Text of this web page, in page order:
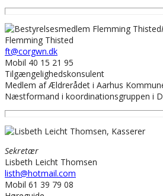
Flemming Thisted
ft@corgwn.dk
Mobil 40 15 21 95
Tilgængelighedskonsulent
Medlem af Ældrerådet i Aarhus
Næstformand i koordinationsgruppen i
Sekretær
Lisbeth Leicht Thomsen
listh@hotmail.com
Mobil 61 39 79 08